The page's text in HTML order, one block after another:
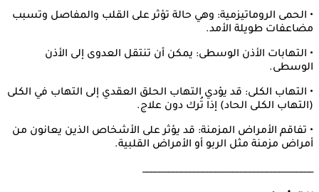
• الحمى الروماتيزمية: وهي حالة تؤثر على القلب والمفاصل وتسبب
مضاعفات طويلة الأمد.
• التهابات الأذن الوسطى: يمكن أن تنتقل العدوى إلى الأذن
الوسطى.
• التهاب الكلى: قد يؤدي التهاب الحلق العقدي إلى التهاب في الكلى
(التهاب الكلى الحاد) إذا تُرك دون علاج.
• تفاقم الأمراض المزمنة: قد يؤثر على الأشخاص الذين يعانون من
أمراض مزمنة مثل الربو أو الأمراض القلبية.
________________________________________